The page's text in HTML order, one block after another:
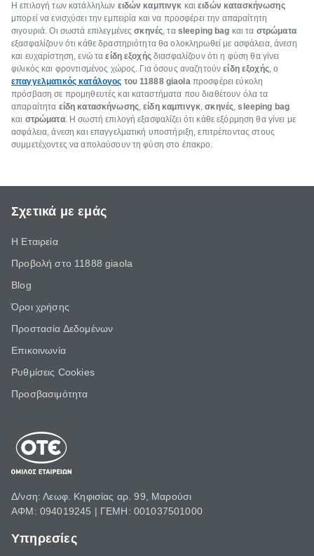
Η επιλογή των κατάλληλων ειδών καμπινγκ καιειδών κατασκήνωσης
μπορεί να ενισχύσει την εμπειρία και να προσφέρει την απαραίτητη
σιγουριά. Οι σωστά επιλεγμένεςσκηνές, τα sleeping bag και τα στρώματα
εξασφαλίζουν ότι κάθε δραστηριότητα θα ολοκληρωθεί με ασφάλεια, άνεση
και ευχαρίστηση, ενώ ταείδη εξοχήςδιασφαλίζουν ότι η φύση θα γίνει
φιλικός και φροντισμένος χώρος. Για όσους αναζητούνείδη εξοχής, ο
επαγγελματικός κατάλογος του 11888 giaolaπροσφέρει εύκολη
πρόσβαση σε προμηθευτές και καταστήματα που διαθέτουν όλα τα
απαραίτητα είδη κατασκήνωσης,είδη καμπινγκ,σκηνές,sleeping bag
και στρώματα. Η σωστή επιλογή εξασφαλίζει ότι κάθε εξόρμηση θα γίνει με
ασφάλεια, άνεση και επαγγελματική υποστήριξη, επιτρέποντας στους
συμμετέχοντες να απολαύσουν τη φύση στο έπακρο.
Σχετικά με εμάς
Η Εταιρεία
Προβολή στο 11888 giaola
Blog
Όροι χρήσης
Προστασία Δεδομένων
Επικοινωνία
Ρυθμίσεις Cookies
Προσβασιμότητα
Δ/νση: Λεωφ. Κηφισίας αρ. 99, Μαρούσι
ΑΦΜ: 094019245 | ΓΕΜΗ: 001037501000
Υπηρεσίες